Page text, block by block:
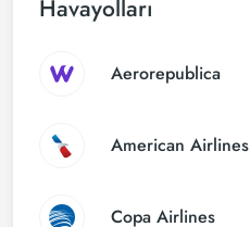
Havayolları
Aerorepublica
American Airlines
Copa Airlines